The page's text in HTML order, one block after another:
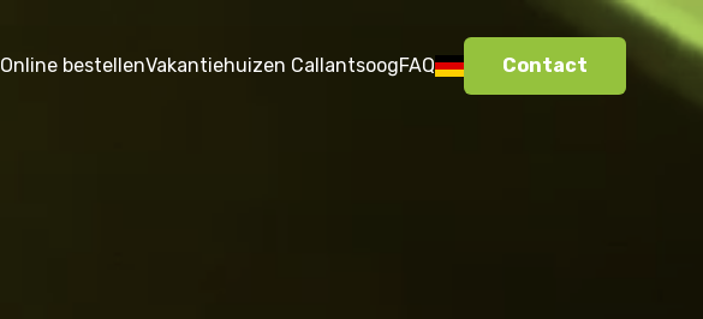
Online bestellenVakantiehuizen CallantsoogFAQ Contact